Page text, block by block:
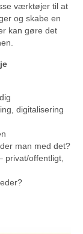
værktøjer til at
og skabe en
kan gøre det
digitalisering
man med det?
privat/offentligt,